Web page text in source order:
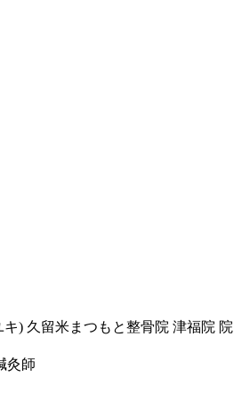
キ) 久留米まつもと整骨院 津福院 院
灸師